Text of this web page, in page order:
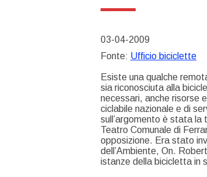
03-04-2009
Fonte: Ufficio biciclette
Esiste una qualche
sia riconosciuta alla
necessari, anche risorse
ciclabile nazionale e di
sull’argomento è stata
Teatro Comunale di
opposizione. Era stato
dell’Ambiente, On.
istanze della bicicletta in